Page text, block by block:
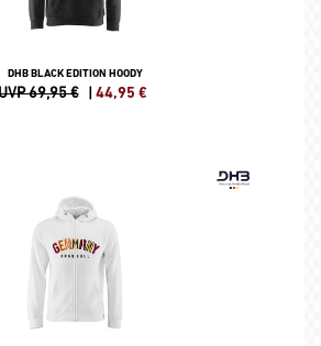
DHB BLACK EDITION HOODY
69,95 € | 44,95 €